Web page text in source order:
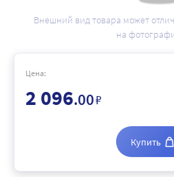
Внешний вид товара может
на
Цена:
2 096.00₽
Купить